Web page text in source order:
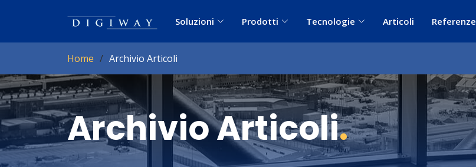
Soluzioni Prodotti Tecnologie Articoli Referenze
Home Archivio Articoli
Archivio Articoli.